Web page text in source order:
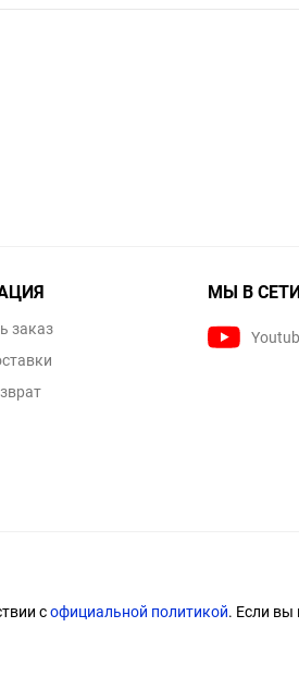
заказ
МЫ В
софициальной политикой. Если вы